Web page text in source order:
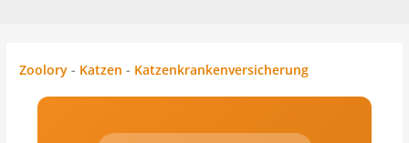
Zoolory - Katzen - Katzenkrankenversicherung